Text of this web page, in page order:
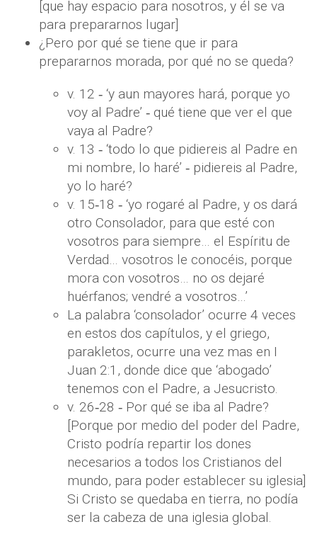
[que hay espacio para nosotros, y él se va
para prepararnos lugar]
¿Pero por qué se tiene que ir para
prepararnos morada, por qué no se queda?
v. 12 ‐ ‘y aun mayores hará, porque yo
voy al Padre’ ‐ qué tiene que ver el que
vaya al Padre?
v. 13 ‐ ‘todo lo que pidiereis al Padre en
mi nombre, lo haré’ ‐ pidiereis al Padre,
yo lo haré?
v. 15‐18 ‐ ‘yo rogaré al Padre, y os dará
otro Consolador, para que esté con
vosotros para siempre… el Espíritu de
Verdad… vosotros le conocéis, porque
mora con vosotros… no os dejaré
huérfanos; vendré a vosotros…’
La palabra ‘consolador’ ocurre 4 veces
en estos dos capítulos, y el griego,
parakletos, ocurre una vez mas en I
Juan 2:1, donde dice que ‘abogado’
tenemos con el Padre, a Jesucristo.
v. 26‐28 ‐ Por qué se iba al Padre?
[Porque por medio del poder del Padre,
Cristo podría repartir los dones
necesarios a todos los Cristianos del
mundo, para poder establecer su iglesia]
Si Cristo se quedaba en tierra, no podía
ser la cabeza de una iglesia global.